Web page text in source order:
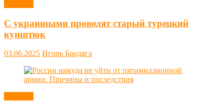
С украинцами проводят старый турецкий
кунштюк
03.06.2025 Игорь Бродяга